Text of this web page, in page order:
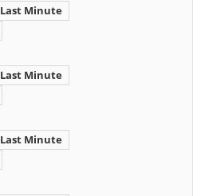
Last Minute
Last Minute
Last Minute